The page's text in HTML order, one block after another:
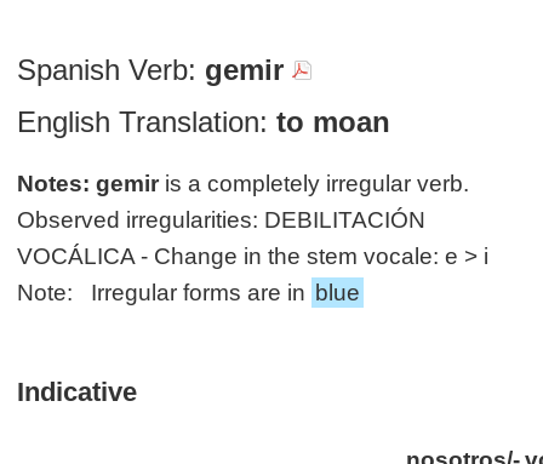
Spanish Verb: gemir
English Translation: to moan
Notes: gemir is a completely irregular verb.
Observed irregularities: DEBILITACIÓN
VOCÁLICA - Change in the stem vocale: e > i
Note: Irregular forms are in blue
Indicative